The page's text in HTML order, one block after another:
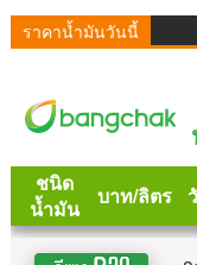
ราคาน้ำมันวันนี้